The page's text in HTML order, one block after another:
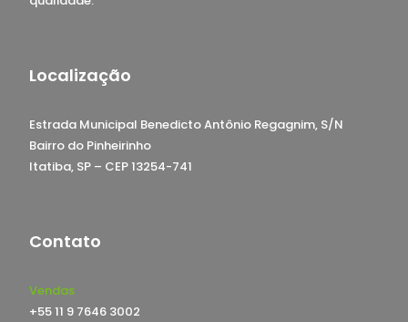
Localização
Estrada Municipal Benedicto Antônio Regagnim, S/N
Bairro do Pinheirinho
Itatiba, SP – CEP 13254-741
Contato
Vendas
+55 11 9 7646 3002